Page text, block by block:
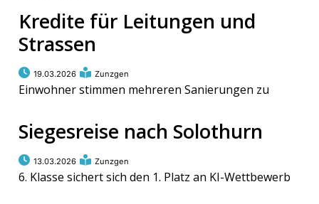
Kredite für Leitungen und
Strassen
19.03.2026 Zunzgen
Einwohner stimmen mehreren Sanierungen zu
Siegesreise nach Solothurn
13.03.2026 Zunzgen
6. Klasse sichert sich den 1. Platz an KI-Wettbewerb